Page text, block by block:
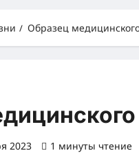
Образец
2023 1 минуты чтение